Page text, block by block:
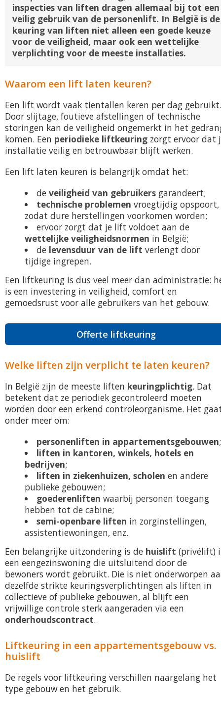
inspecties van liften dragen allemaal bij tot een
veilig gebruik van de personenlift. In België is de
keuring van liften niet alleen een goede keuze
voor de veiligheid, maar ook een wettelijke
verplichting voor de meeste installaties.
Waarom een lift laten keuren?
Een lift wordt vaak tientallen keren per dag gebruikt.
Door slijtage, foutieve afstellingen of technische
storingen kan de veiligheid ongemerkt in het
komen. Een periodieke liftkeuring zorgt ervoor dat
installatie veilig en betrouwbaar blijft werken.
Een lift laten keuren is belangrijk omdat het:
deveiligheid van gebruikers garandeert;
technische problemen vroegtijdig opspoort,
zodat dure herstellingen voorkomen worden;
ervoor zorgt dat je lift voldoet aan de
wettelijke veiligheidsnormen in België;
de levensduur van de lift verlengt door
tijdige ingrepen.
Een liftkeuring is dus veel meer dan administratie:
is een investering in veiligheid, comfort en
gemoedsrust voor alle gebruikers van het gebouw.
Offerte liftkeuring
Welke liften zijn verplicht te laten keuren?
In België zijn de meeste liften keuringplichtig. Dat
betekent dat ze periodiek gecontroleerd moeten
worden door een erkend controleorganisme. Het
onder meer om:
personenliften in appartementsgebouwen;
liften in kantoren, winkels, hotels en
bedrijven;
liften in ziekenhuizen, scholen en andere
publieke gebouwen;
goederenliften waarbij personen toegang
hebben tot de cabine;
semi-openbare liften in zorginstellingen,
assistentiewoningen, enz.
Een belangrijke uitzondering is de huislift (privélift)
een eengezinswoning die uitsluitend door de
bewoners wordt gebruikt. Die is niet onderworpen
dezelfde strikte keuringsverplichtingen als liften in
collectieve of publieke gebouwen, al blijft een
vrijwillige controle sterk aangeraden via een
onderhoudscontract.
Liftkeuring in een appartementsgebouw vs.
huislift
De regels voor liftkeuring verschillen naargelang het
type gebouw en het gebruik.